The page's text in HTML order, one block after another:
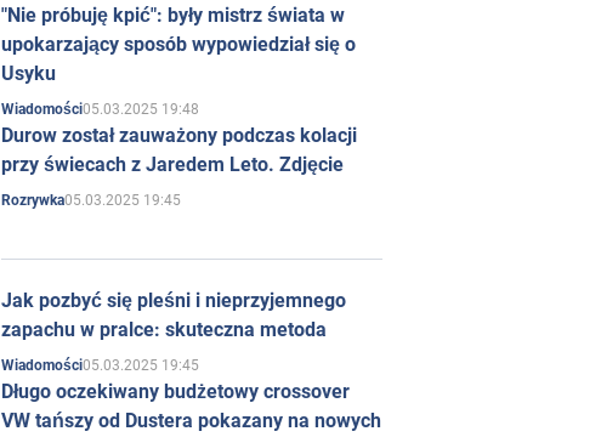
"Nie próbuję kpić": były mistrz świata w
upokarzający sposób wypowiedział się o
Usyku
Wiadomości05.03.2025 19:48
Durow został zauważony podczas kolacji
przy świecach z Jaredem Leto. Zdjęcie
Rozrywka05.03.2025 19:45
Jak pozbyć się pleśni i nieprzyjemnego
zapachu w pralce: skuteczna metoda
Wiadomości05.03.2025 19:45
Długo oczekiwany budżetowy crossover
VW tańszy od Dustera pokazany na nowych